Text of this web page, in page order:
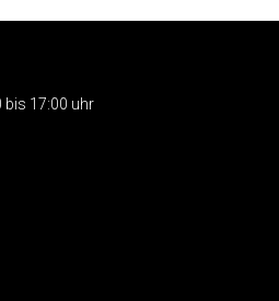
bis 17:00 uhr